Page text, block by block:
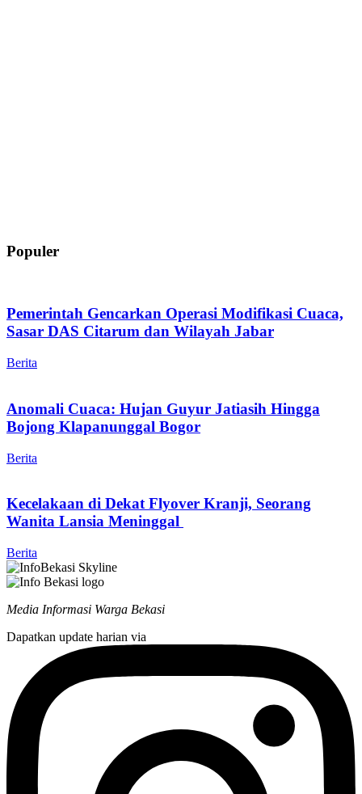
Populer
Pemerintah Gencarkan Operasi Modifikasi Cuaca,
Sasar DAS Citarum dan Wilayah Jabar
Berita
Anomali Cuaca: Hujan Guyur Jatiasih Hingga
Bojong Klapanunggal Bogor
Berita
Kecelakaan di Dekat Flyover Kranji, Seorang
Wanita Lansia Meninggal
Berita
Media Informasi Warga Bekasi
Dapatkan update harian via